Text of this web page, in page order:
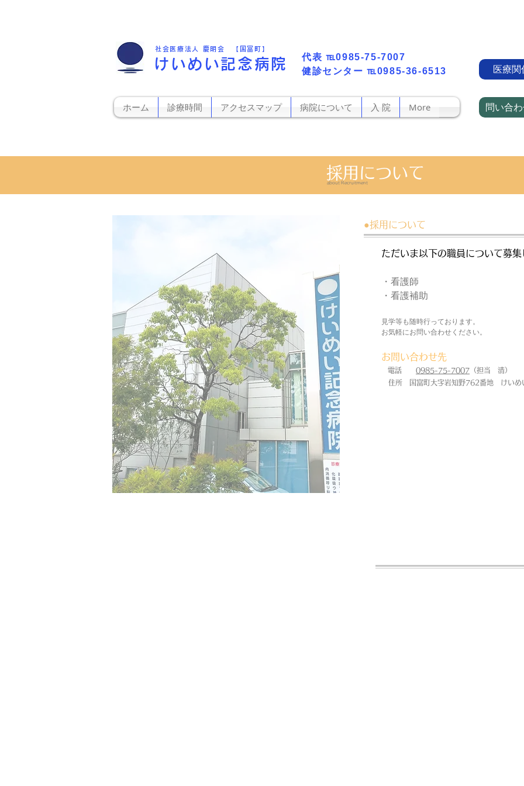
​健診センター℡0985-36-6513
社会医療法人 慶明会 【国富町】
けいめい記念病院 代表​ ℡0985-75-7007
医療関
ホーム 診療時間 アクセスマップ 病院について 入 院 More 問い合
採用について
about Recruitment
●採用について
ただいま以下の職員について募集
・看護師
・看護補助
見学等も随時行っております。
お気軽にお問い合わせください。
お問い合わせ先
電話 0985-75-7007 （担当 清）
住所 国富町大字岩知野762番地 けいめ